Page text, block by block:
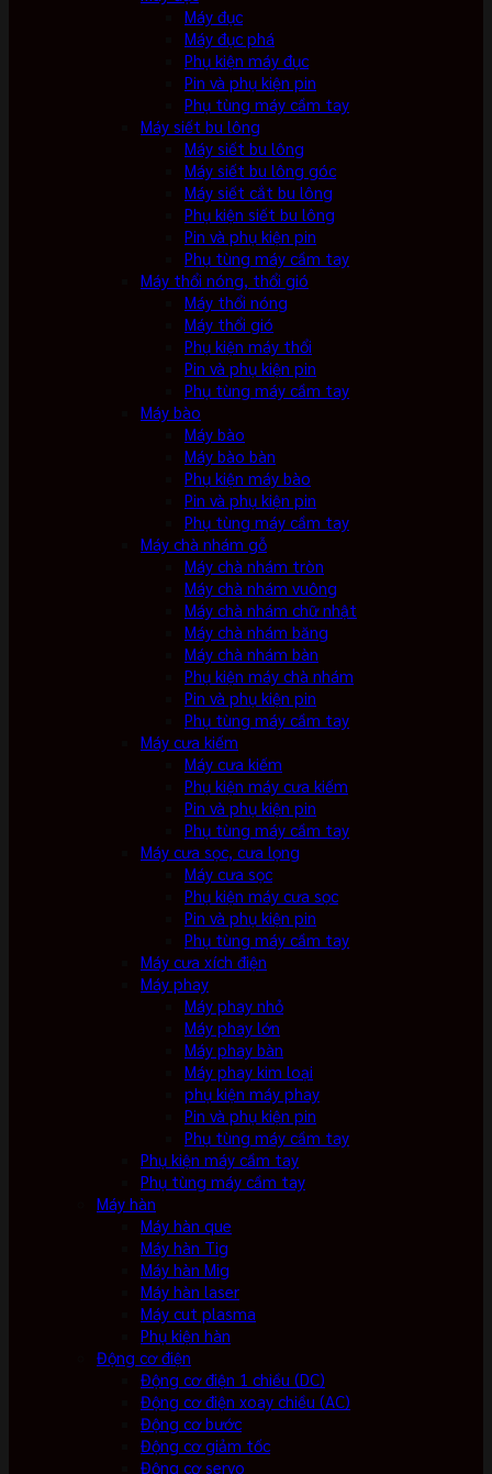
Máy đục
Máy đục phá
Phụ kiện máy đục
Pin và phụ kiện pin
Phụ tùng máy cầm tay
Máy siết bu lông
Máy siết bu lông
Máy siết bu lông góc
Máy siết cắt bu lông
Phụ kiện siết bu lông
Pin và phụ kiện pin
Phụ tùng máy cầm tay
Máy thổi nóng, thổi gió
Máy thổi nóng
Máy thổi gió
Phụ kiện máy thổi
Pin và phụ kiện pin
Phụ tùng máy cầm tay
Máy bào
Máy bào
Máy bào bàn
Phụ kiện máy bào
Pin và phụ kiện pin
Phụ tùng máy cầm tay
Máy chà nhám gỗ
Máy chà nhám tròn
Máy chà nhám vuông
Máy chà nhám chữ nhật
Máy chà nhám băng
Máy chà nhám bàn
Phụ kiện máy chà nhám
Pin và phụ kiện pin
Phụ tùng máy cầm tay
Máy cưa kiếm
Máy cưa kiếm
Phụ kiện máy cưa kiếm
Pin và phụ kiện pin
Phụ tùng máy cầm tay
Máy cưa sọc, cưa lọng
Máy cưa sọc
Phụ kiện máy cưa sọc
Pin và phụ kiện pin
Phụ tùng máy cầm tay
Máy cưa xích điện
Máy phay
Máy phay nhỏ
Máy phay lớn
Máy phay bàn
Máy phay kim loại
phụ kiện máy phay
Pin và phụ kiện pin
Phụ tùng máy cầm tay
Phụ kiện máy cầm tay
Phụ tùng máy cầm tay
Máy hàn
Máy hàn que
Máy hàn Tig
Máy hàn Mig
Máy hàn laser
Máy cut plasma
Phụ kiện hàn
Động cơ điện
Động cơ điện 1 chiều (DC)
Động cơ điện xoay chiều (AC)
Động cơ bước
Động cơ giảm tốc
Động cơ servo